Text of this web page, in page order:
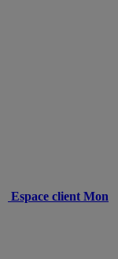
Espace client Mon